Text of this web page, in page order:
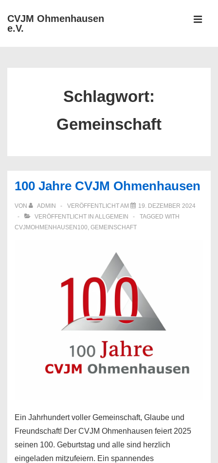
Zum
Inhalt
CVJM Ohmenhausen
e.V.
Schlagwort:
Gemeinschaft
100 Jahre CVJM Ohmenhausen
VON ADMIN VERÖFFENTLICHT AM
19. DEZEMBER 2024
VERÖFFENTLICHT IN ALLGEMEIN
TAGGED WITH
CVJMOHMENHAUSEN100, GEMEINSCHAFT
Ein Jahrhundert voller Gemeinschaft, Glaube und
Freundschaft! Der CVJM Ohmenhausen feiert 2025
seinen 100. Geburtstag und alle sind herzlich
eingeladen mitzufeiern. Ein spannendes